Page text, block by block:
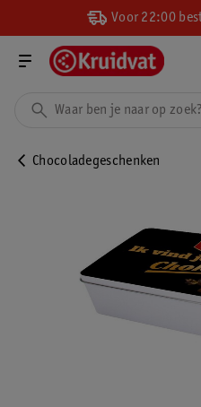
Voor 22:00
Chocoladegeschenken